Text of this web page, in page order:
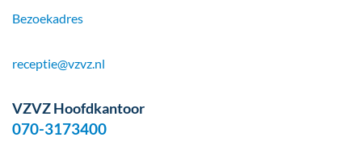
Bezoekadres
receptie@vzvz.nl
VZVZ Hoofdkantoor
070-3173400